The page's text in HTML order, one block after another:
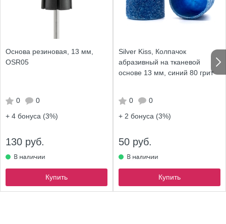
Основа резиновая, 13 мм,
OSR05
0
0
+ 4 бонуса (3%)
130 руб.
Купить
Silver Kiss, Колпачок
абразивный на тканевой
основе 13 мм, синий 80 грит
0
0
+ 2 бонуса (3%)
50 руб.
Купить